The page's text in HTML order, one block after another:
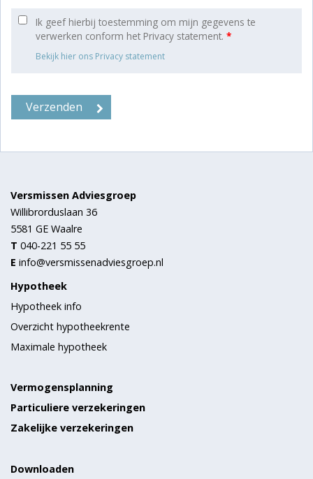
Ik geef hierbij toestemming om mijn gegevens te
verwerken conform het Privacy statement. *
Bekijk hier ons Privacy statement
Versmissen Adviesgroep
Willibrorduslaan 36
5581 GE Waalre
T 040-221 55 55
E info@versmissenadviesgroep.nl
Hypotheek
Hypotheek info
Overzicht hypotheekrente
Maximale hypotheek
Vermogensplanning
Particuliere verzekeringen
Zakelijke verzekeringen
Downloaden